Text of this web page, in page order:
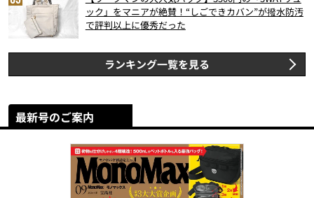
ック」をマニアが絶賛！“しごできカバン”が撥水防汚
で評判以上に優秀だった
ランキング一覧を見る
最新号のご案内